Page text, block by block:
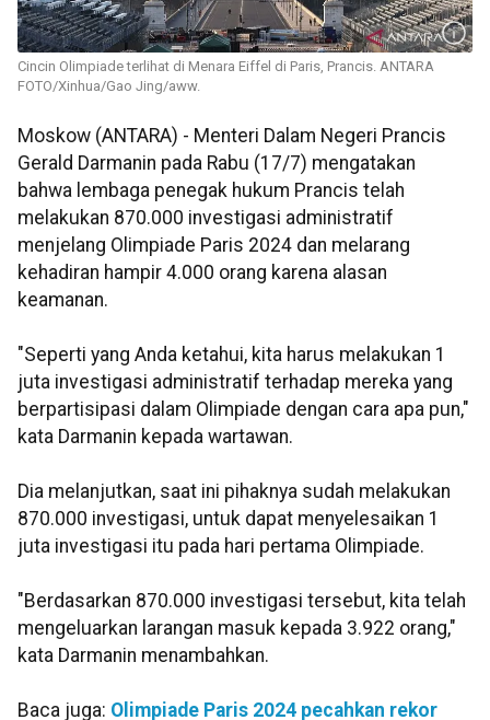
Cincin Olimpiade terlihat di Menara Eiffel di Paris, Prancis. ANTARA
FOTO/Xinhua/Gao Jing/aww.
Moskow (ANTARA) - Menteri Dalam Negeri Prancis
Gerald Darmanin pada Rabu (17/7) mengatakan
bahwa lembaga penegak hukum Prancis telah
melakukan 870.000 investigasi administratif
menjelang Olimpiade Paris 2024 dan melarang
kehadiran hampir 4.000 orang karena alasan
keamanan.
"Seperti yang Anda ketahui, kita harus melakukan 1
juta investigasi administratif terhadap mereka yang
berpartisipasi dalam Olimpiade dengan cara apa pun,"
kata Darmanin kepada wartawan.
Dia melanjutkan, saat ini pihaknya sudah melakukan
870.000 investigasi, untuk dapat menyelesaikan 1
juta investigasi itu pada hari pertama Olimpiade.
"Berdasarkan 870.000 investigasi tersebut, kita telah
mengeluarkan larangan masuk kepada 3.922 orang,"
kata Darmanin menambahkan.
Baca juga: Olimpiade Paris 2024 pecahkan rekor